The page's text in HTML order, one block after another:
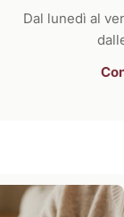
Dal lunedì al